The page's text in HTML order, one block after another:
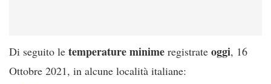
Di seguito le temperature minime registrate oggi, 16
Ottobre 2021, in alcune località italiane: